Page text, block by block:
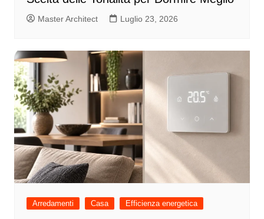
Master Architect Luglio 23, 2026
Arredamenti Casa Efficienza energetica